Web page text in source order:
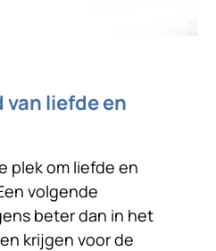
van liefde en
plek om liefde en
volgende
beter dan in het
krijgen voor de